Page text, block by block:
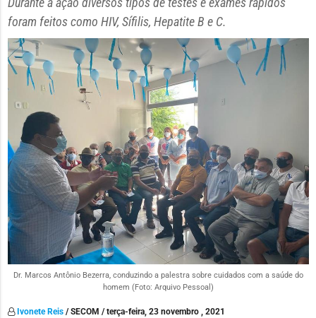
foram feitos como HIV, Sífilis, Hepatite B e C.
Dr. Marcos Antônio Bezerra, conduzindo a palestra sobre cuidados com a saúde do
homem (Foto: Arquivo Pessoal)
Ivonete Reis/ SECOM / terça-feira, 23 novembro , 2021